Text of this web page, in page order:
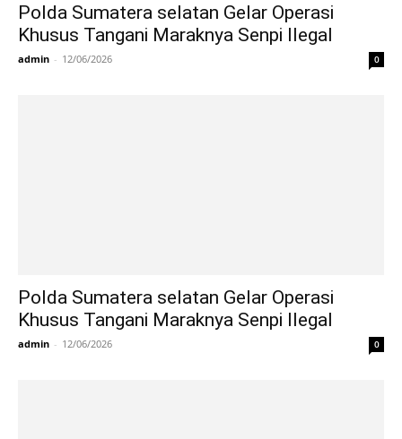
Polda Sumatera selatan Gelar Operasi
Khusus Tangani Maraknya Senpi Ilegal
admin - 12/06/2026 0
Polda Sumatera selatan Gelar Operasi
Khusus Tangani Maraknya Senpi Ilegal
admin - 12/06/2026 0